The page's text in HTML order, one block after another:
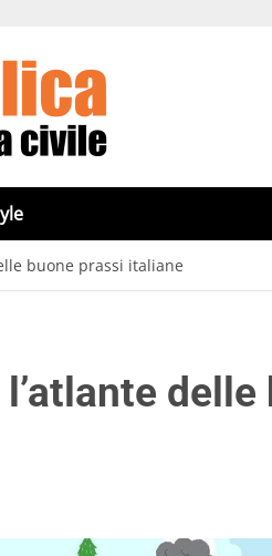
buone prassi italiane
delle